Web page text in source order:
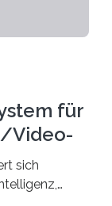
für
Video-
sich